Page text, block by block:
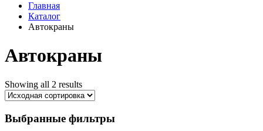
Главная
Каталог
Автокраны
Автокраны
Showing all 2 results
Выбранные фильтры